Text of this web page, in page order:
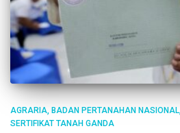
AGRARIA BADAN PERTANAHAN NASIONAL
SERTIFIKAT TANAH GANDA